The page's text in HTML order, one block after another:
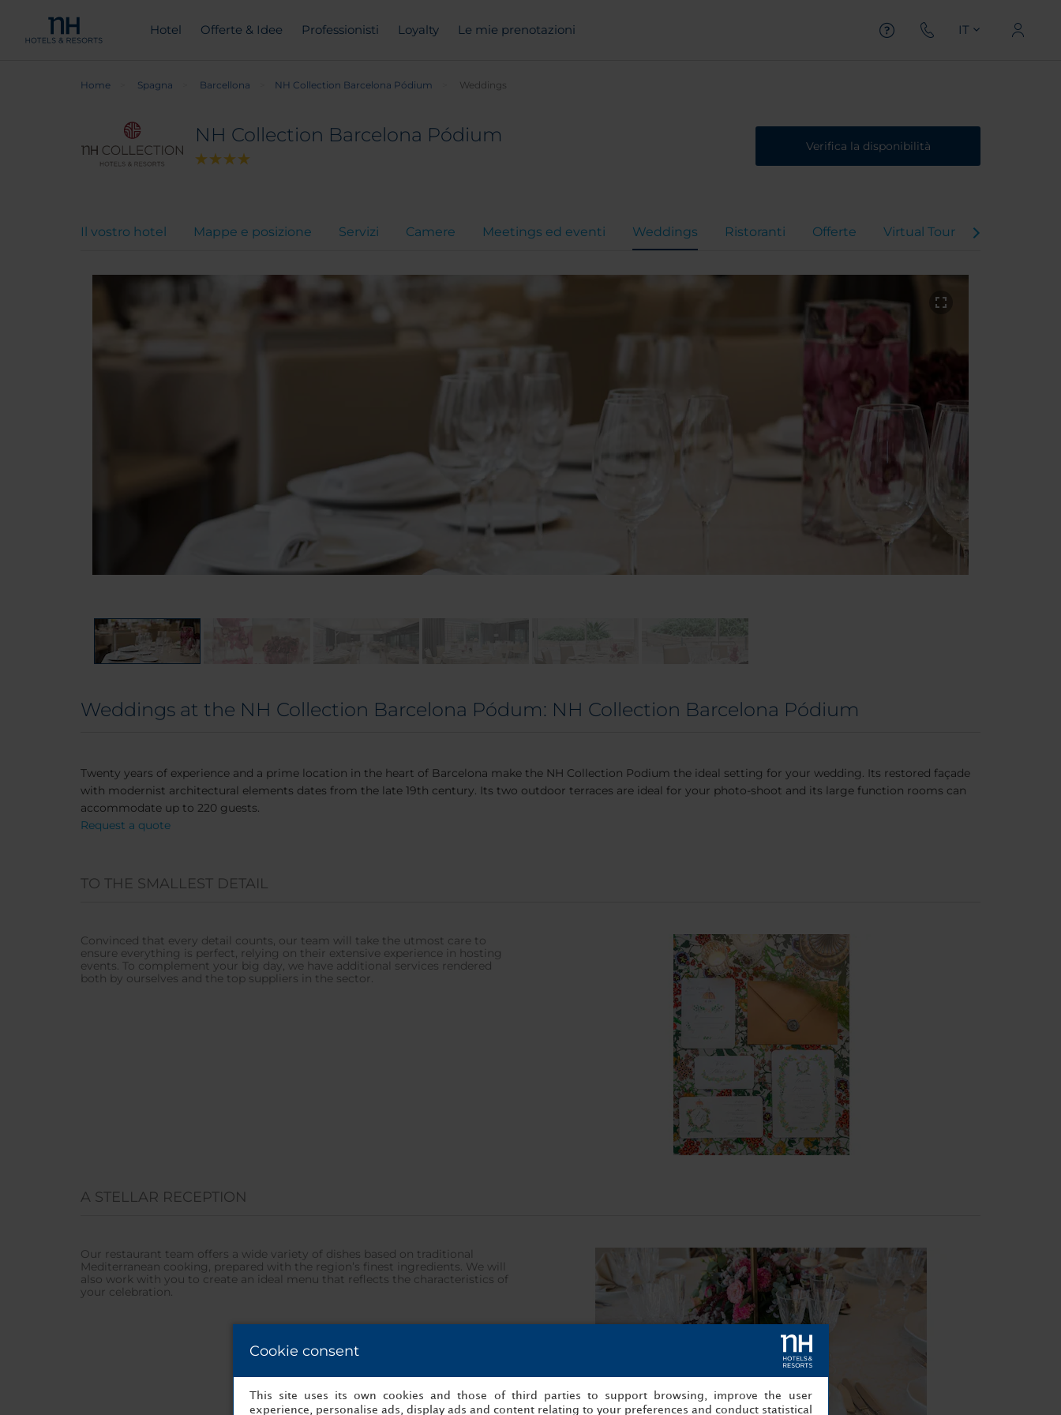
Hotel Offerte & Idee Professionisti Loyalty Le mie prenotazioni IT
Home Spagna Barcellona NH Collection Barcelona Pódium Weddings
NH Collection Barcelona Pódium Verifica la disponibilità
Il vostro hotel Mappe e posizione Servizi Camere Meetings ed eventi Weddings Ristoranti Offerte Virtual Tour
Weddings at the NH Collection Barcelona Pódum: NH Collection Barcelona Pódium
Twenty years of experience and a prime location in the heart of Barcelona make the NH Collection Podium the ideal setting for your wedding. Its restored façade
with modernist architectural elements dates from the late 19th century. Its two outdoor terraces are ideal for your photo-shoot and its large function rooms can
accommodate up to 220 guests.
Request a quote
TO THE SMALLEST DETAIL
Convinced that every detail counts, our team will take the utmost care to
ensure everything is perfect, relying on their extensive experience in hosting
events. To complement your big day, we have additional services rendered
both by ourselves and the top suppliers in the sector.
A STELLAR RECEPTION
Our restaurant team offers a wide variety of dishes based on traditional
Mediterranean cooking, prepared with the region’s finest ingredients. We will
also work with you to create an ideal menu that reflects the characteristics of
your celebration.
Cookie consent
This site uses its own cookies and those of third parties to support browsing, improve the user
experience, personalise ads, display ads and content relating to your preferences and conduct statistical